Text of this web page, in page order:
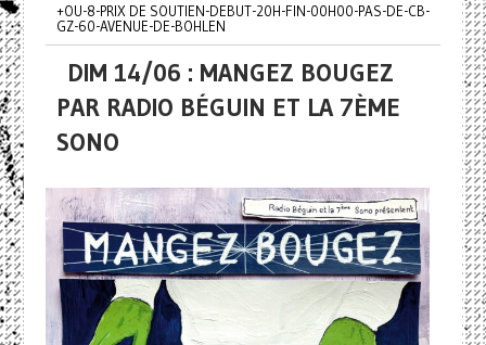
+OU-8-PRIX DE SOUTIEN-DEBUT-20H-FIN-00H00-PAS-DE-CB-
GZ-60-AVENUE-DE-BOHLEN
DIM 14/06 : MANGEZ BOUGEZ
PAR RADIO BÉGUIN ET LA 7ÈME
SONO